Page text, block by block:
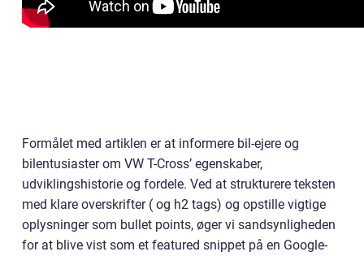
Formålet med artiklen er at informere bil-ejere og
bilentusiaster om VW T-Cross’ egenskaber,
udviklingshistorie og fordele. Ved at strukturere teksten
med klare overskrifter ( og h2 tags) og opstille vigtige
oplysninger som bullet points, øger vi sandsynligheden
for at blive vist som et featured snippet på en Google-